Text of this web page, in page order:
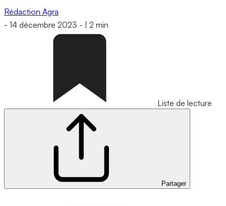
Rédaction Agra
- 14 décembre 2023 - 2 min
Liste de lecture
Partager